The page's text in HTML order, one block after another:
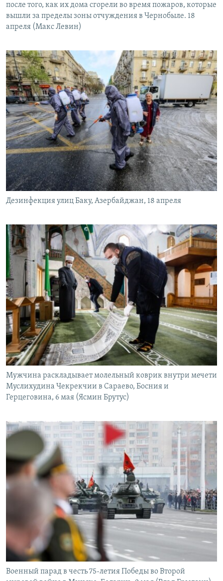
после того, как их дома сгорели во время пожаров, которые
вышли за пределы зоны отчуждения в Чернобыле. 18
апреля (Макс Левин)
Дезинфекция улиц Баку, Азербайджан, 18 апреля
Мужчина раскладывает молельный коврик внутри мечети
Муслихудина Чекрекчии в Сараево, Босния и
Герцеговина, 6 мая (Ясмин Брутус)
Военный парад в честь 75-летия Победы во Второй